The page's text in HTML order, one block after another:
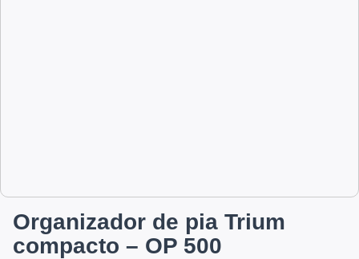
Organizador de pia Trium
compacto – OP 500